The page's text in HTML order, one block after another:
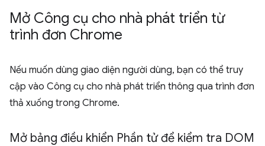
Mở Công cụ cho nhà phát triển từ
trình đơn Chrome
Nếu muốn dùng giao diện người dùng, bạn có thể truy
cập vào Công cụ cho nhà phát triển thông qua trình đơn
thả xuống trong Chrome.
Mở bảng điều khiển Phần tử để kiểm tra DOM